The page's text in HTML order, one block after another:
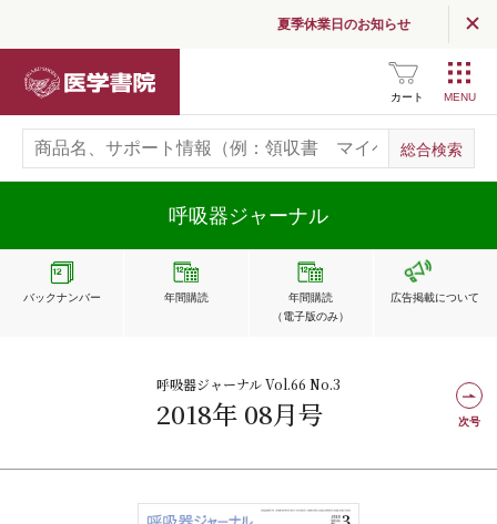
夏季休業日のお知らせ
カート
呼吸器ジャーナル
バックナンバー 年間購読
年間購読
（電子版のみ）
広告掲載について
呼吸器ジャーナル Vol.66 No.3
2018年 08月号 次号